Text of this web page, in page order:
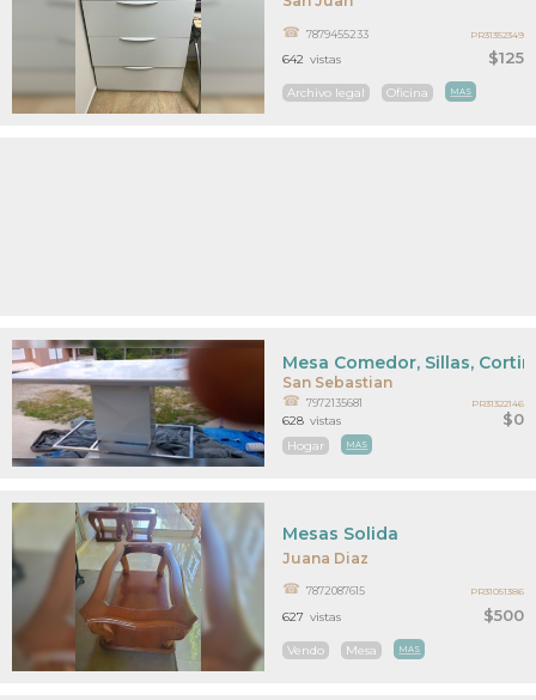
$125
7879455233
Archivo legal Oficina MAS
642 vistas
PR31352349
San Sebastian
$0
Mesa Comedor, Sillas,
7972135681
Hogar MAS
628 vistas
PR31322146
Juana Diaz
$500
Mesas Solida
7872087615
Vendo Mesa MAS
627 vistas
PR31051386